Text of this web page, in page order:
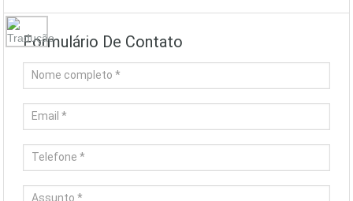
Formulário De Contato